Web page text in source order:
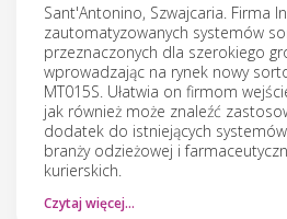
Sant'Antonino, Szwajcaria. Firma
zautomatyzowanych systemów
przeznaczonych dla szerokiego
wprowadzając na rynek nowy
MT015S. Ułatwia on firmom
jak również może znaleźć
dodatek do istniejących
branży odzieżowej i
kurierskich.
Czytaj więcej…